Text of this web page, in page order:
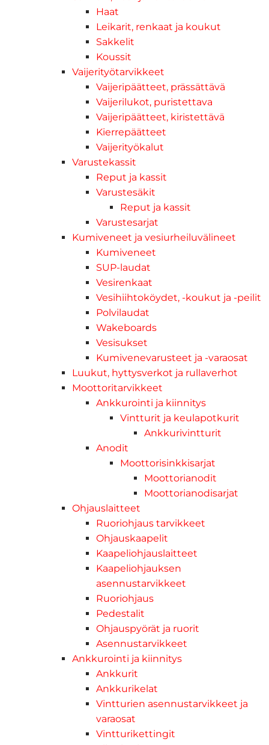
Haat
Leikarit, renkaat ja koukut
Sakkelit
Koussit
Vaijerityötarvikkeet
Vaijeripäätteet, prässättävä
Vaijerilukot, puristettava
Vaijeripäätteet, kiristettävä
Kierrepäätteet
Vaijerityökalut
Varustekassit
Reput ja kassit
Varustesäkit
Reput ja kassit
Varustesarjat
Kumiveneet ja vesiurheiluvälineet
Kumiveneet
SUP-laudat
Vesirenkaat
Vesihiihtoköydet, -koukut ja -peilit
Polvilaudat
Wakeboards
Vesisukset
Kumivenevarusteet ja -varaosat
Luukut, hyttysverkot ja rullaverhot
Moottoritarvikkeet
Ankkurointi ja kiinnitys
Vintturit ja keulapotkurit
Ankkurivintturit
Anodit
Moottorisinkkisarjat
Moottorianodit
Moottorianodisarjat
Ohjauslaitteet
Ruoriohjaus tarvikkeet
Ohjauskaapelit
Kaapeliohjauslaitteet
Kaapeliohjauksen
asennustarvikkeet
Ruoriohjaus
Pedestalit
Ohjauspyörät ja ruorit
Asennustarvikkeet
Ankkurointi ja kiinnitys
Ankkurit
Ankkurikelat
Vintturien asennustarvikkeet ja
varaosat
Vintturikettingit